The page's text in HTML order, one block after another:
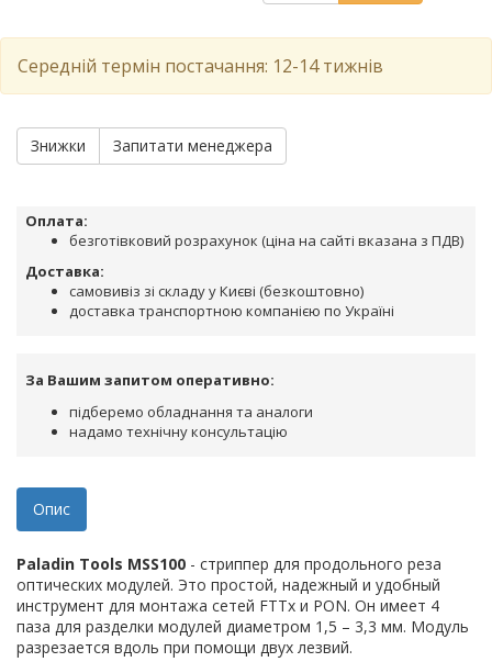
Середній термін постачання: 12-14 тижнів
Знижки Запитати менеджера
Оплата:
безготівковий розрахунок (ціна на сайті вказана з ПДВ)
Доставка:
самовивіз зі складу у Києві (безкоштовно)
доставка транспортною компанією по Україні
За Вашим запитом оперативно:
підберемо обладнання та аналоги
надамо технічну консультацію
Опис
Paladin Tools MSS100 - стриппер для продольного реза
оптических модулей. Это простой, надежный и удобный
инструмент для монтажа сетей FTTx и PON. Он имеет 4
паза для разделки модулей диаметром 1,5 – 3,3 мм. Модуль
разрезается вдоль при помощи двух лезвий.